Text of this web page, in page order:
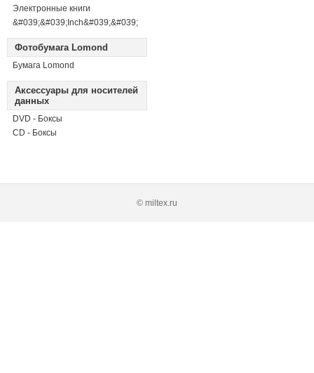
Электронные книги
&#039;&#039;Inch&#039;&#039;
Фотобумага Lomond
Бумага Lomond
Аксессуары для носителей
данных
DVD - Боксы
CD - Боксы
© miltex.ru